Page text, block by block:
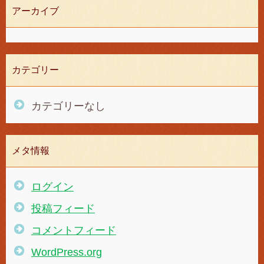
アーカイブ
カテゴリー
カテゴリーなし
メタ情報
ログイン
投稿フィード
コメントフィード
WordPress.org